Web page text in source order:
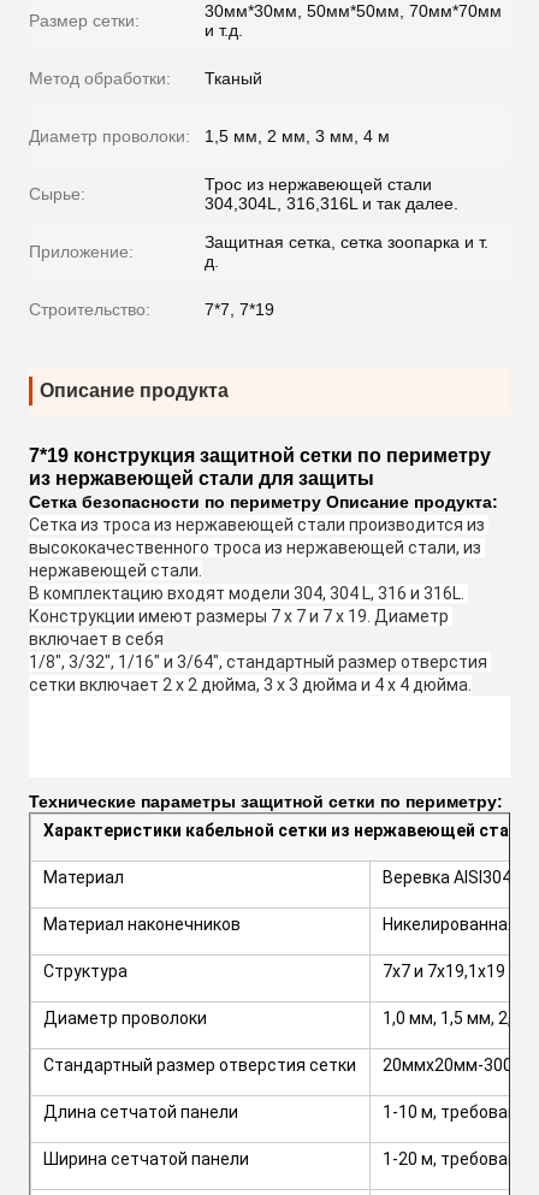
Размер сетки:
30мм*30мм, 50мм*50мм, 70мм*70мм
и т.д.
Метод обработки: Тканый
Диаметр проволоки: 1,5 мм, 2 мм, 3 мм, 4 м
Сырье:
Трос из нержавеющей стали
304,304L, 316,316L и так далее.
Приложение:
Защитная сетка, сетка зоопарка и т.
д.
Строительство: 7*7, 7*19
Описание продукта
7*19 конструкция защитной сетки по периметру
из нержавеющей стали для защиты
Сетка безопасности по периметру Описание продукта:
Сетка из троса из нержавеющей стали производится из
высококачественного троса из нержавеющей стали, из
нержавеющей стали.
В комплектацию входят модели 304, 304 L, 316 и 316L.
Конструкции имеют размеры 7 х 7 и 7 х 19. Диаметр
включает в себя
1/8", 3/32", 1/16" и 3/64", стандартный размер отверстия
сетки включает 2 x 2 дюйма, 3 x 3 дюйма и 4 x 4 дюйма.
Технические параметры защитной сетки по периметру:
Характеристики кабельной сетки из нержавеющей стали
Материал Веревка
Материал наконечников Никелированная
Структура 7х7 и 7х19,1х19
Диаметр проволоки 1,0 мм, 1,5 мм, 2,0
Стандартный размер отверстия сетки 20ммx20мм-
Длина сетчатой ​​панели 1-10 м,
Ширина сетчатой ​​панели 1-20 м,